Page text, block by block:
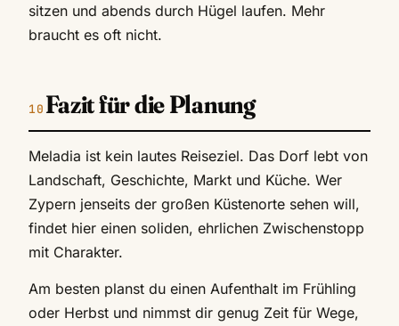
sitzen und abends durch Hügel laufen. Mehr
braucht es oft nicht.
Fazit für die Planung
Meladia ist kein lautes Reiseziel. Das Dorf lebt von
Landschaft, Geschichte, Markt und Küche. Wer
Zypern jenseits der großen Küstenorte sehen will,
findet hier einen soliden, ehrlichen Zwischenstopp
mit Charakter.
Am besten planst du einen Aufenthalt im Frühling
oder Herbst und nimmst dir genug Zeit für Wege,